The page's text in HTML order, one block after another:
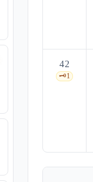
42
🗝️1